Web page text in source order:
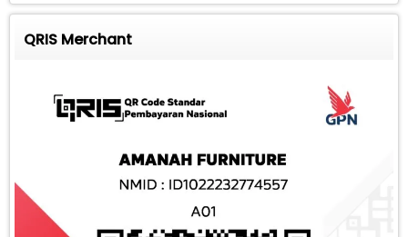
QRIS Merchant